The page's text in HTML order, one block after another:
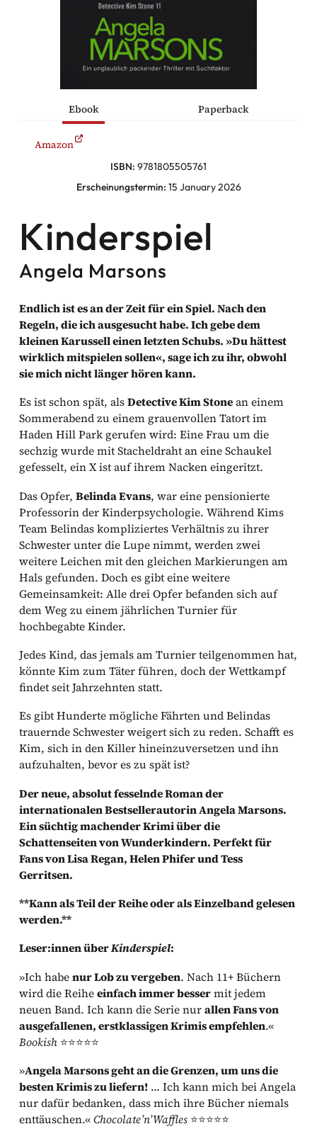
Instagram
Ebook Paperback
Amazon
ISBN: 9781805505761
Erscheinungstermin: 15 January 2026
Kinderspiel
Angela Marsons
Endlich ist es an der Zeit für ein Spiel. Nach den
Regeln, die ich ausgesucht habe. Ich gebe dem
kleinen Karussell einen letzten Schubs. »Du hättest
wirklich mitspielen sollen«, sage ich zu ihr, obwohl
sie mich nicht länger hören kann.
Es ist schon spät, alsDetective Kim Stonean einem
Sommerabend zu einem grauenvollen Tatort im
Haden Hill Park gerufen wird: Eine Frau um die
sechzig wurde mit Stacheldraht an eine Schaukel
gefesselt, ein X ist auf ihrem Nacken eingeritzt.
Das Opfer,Belinda Evans, war eine pensionierte
Professorin der Kinderpsychologie. Während Kims
Team Belindas kompliziertes Verhältnis zu ihrer
Schwester unter die Lupe nimmt, werden zwei
weitere Leichen mit den gleichen Markierungen am
Hals gefunden. Doch es gibt eine weitere
Gemeinsamkeit: Alle drei Opfer befanden sich auf
dem Weg zu einem jährlichen Turnier für
hochbegabte Kinder.
Jedes Kind, das jemals am Turnier teilgenommen hat,
könnte Kim zum Täter führen, doch der Wettkampf
findet seit Jahrzehnten statt.
Es gibt Hunderte mögliche Fährten und Belindas
trauernde Schwester weigert sich zu reden. Schafft es
Kim, sich in den Killer hineinzuversetzen und ihn
aufzuhalten, bevor es zu spät ist?
Der neue, absolut fesselnde Roman der
internationalen Bestsellerautorin Angela Marsons.
Ein süchtig machender Krimi über die
Schattenseiten von Wunderkindern. Perfekt für
Fans von Lisa Regan, Helen Phifer und Tess
Gerritsen.
**Kann als Teil der Reihe oder als Einzelband gelesen
werden.**
Leser:innen überKinderspiel:
»Ich habenur Lob zu vergeben. Nach 11+ Büchern
wird die Reiheeinfach immer bessermit jedem
neuen Band. Ich kann die Serie nurallen Fans von
ausgefallenen, erstklassigen Krimis empfehlen.«
Bookish ⭐⭐⭐⭐⭐
»Angela Marsons geht an die Grenzen, um uns die
besten Krimis zu liefern! … Ich kann mich bei Angela
nur dafür bedanken, dass mich ihre Bücher niemals
enttäuschen.«Chocolate’n’Waffles ⭐⭐⭐⭐⭐